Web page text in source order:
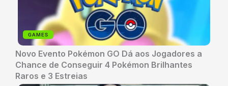
GAMES
Novo Evento Pokémon GO Dá aos Jogadores a
Chance de Conseguir 4 Pokémon Brilhantes
Raros e 3 Estreias